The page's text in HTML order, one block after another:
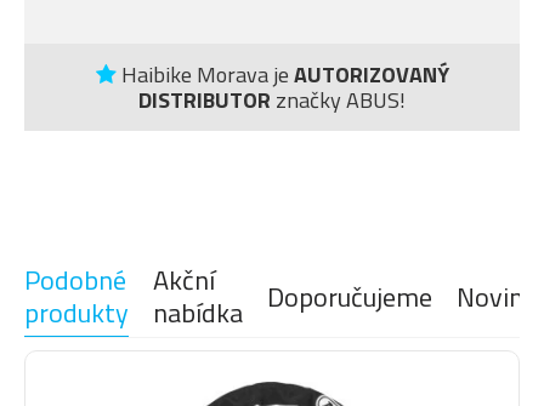
Haibike Morava jeAUTORIZOVANÝ
DISTRIBUTOR značky ABUS!
Podobné
produkty
Akční
nabídka Doporučujeme